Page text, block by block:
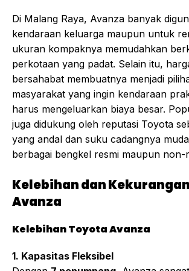
Di Malang Raya, Avanza banyak
kendaraan keluarga maupun untuk
ukuran kompaknya memudahkan
perkotaan yang padat. Selain itu,
bersahabat membuatnya menjadi
masyarakat yang ingin kendaraan
harus mengeluarkan biaya besar.
juga didukung oleh reputasi Toyota
yang andal dan suku cadangnya
berbagai bengkel resmi maupun non-
Kelebihan dan
Avanza
Kelebihan Toyota Avanza
1. Kapasitas Fleksibel